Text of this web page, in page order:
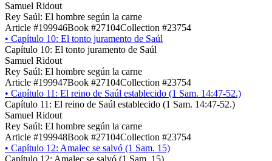
Samuel Ridout
Rey Saúl: El hombre según la carne
Article #199946Book #27104Collection #23754
• Capítulo 10: El tonto juramento de Saúl
Capítulo 10: El tonto juramento de Saúl
Samuel Ridout
Rey Saúl: El hombre según la carne
Article #199947Book #27104Collection #23754
• Capítulo 11: El reino de Saúl establecido (1 Sam. 14:47-52.)
Capítulo 11: El reino de Saúl establecido (1 Sam. 14:47-52.)
Samuel Ridout
Rey Saúl: El hombre según la carne
Article #199948Book #27104Collection #23754
• Capítulo 12: Amalec se salvó (1 Sam. 15)